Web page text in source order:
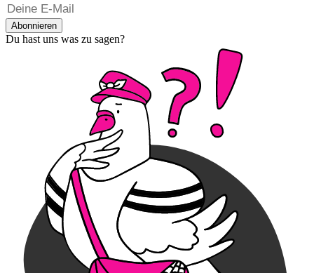
Abonnieren
Du hast uns was zu sagen?